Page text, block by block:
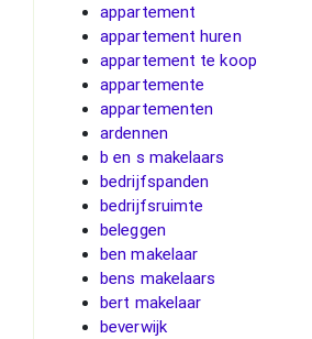
appartement
appartement huren
appartement te koop
appartemente
appartementen
ardennen
b en s makelaars
bedrijfspanden
bedrijfsruimte
beleggen
ben makelaar
bens makelaars
bert makelaar
beverwijk